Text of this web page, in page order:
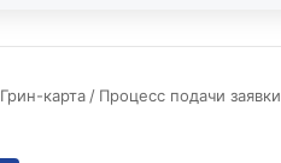
Грин-карта / Процесс подачи заявки